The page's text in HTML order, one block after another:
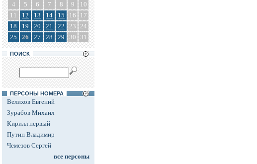
4
5 6 7 8 9
10
11
12 13 14 15 16
17
18
19 20 21 22 23 24
25
26 27 28 29 30 31
ПОИСК
ПЕРСОНЫ НОМЕРА
Велихов Евгений
Зурабов Михаил
Кирилл первый
Путин Владимир
Чемезов Сергей
все персоны